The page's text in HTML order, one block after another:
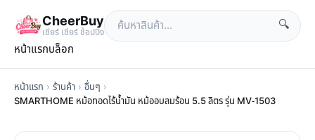
CheerBuy
เซียร์ เซียร์ ช้อปปิ้ง
🔍
หน้าแรกบล็อก
หน้าแรก › ร้านค้า › อื่นๆ ›
SMARTHOME หม้อทอดไร้น้ำมัน หม้ออบลมร้อน 5.5 ลิตร รุ่น MV-1503